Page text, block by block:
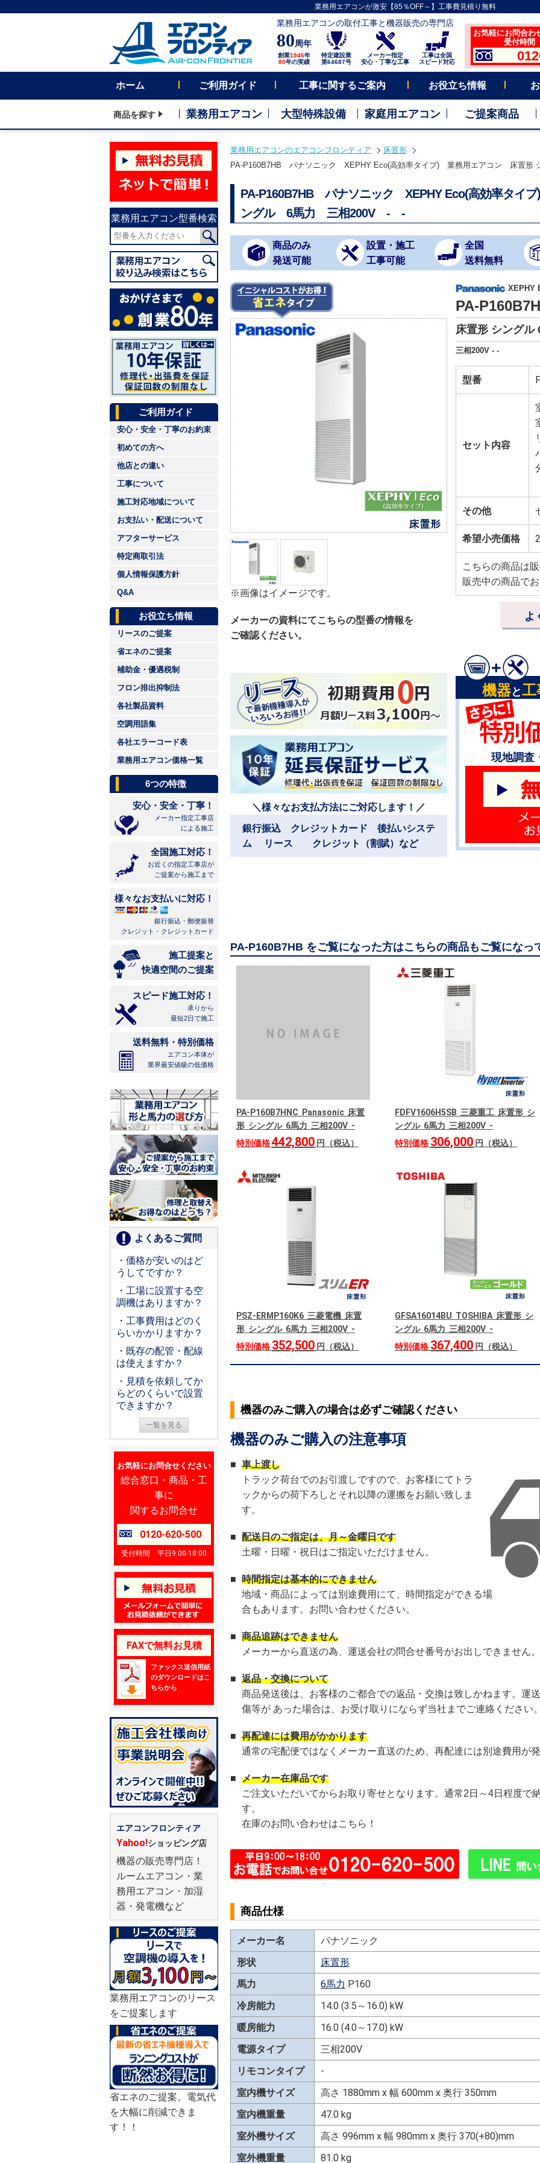
業務用エアコンが激安【85％OFF～】工事費見積り無料
業務用エアコンの取付工事と機器販売の専門店
80周年
創業1946年
80年の実績
特定建設業
第64687号
メーカー指定
安心・丁寧な工事
工事は全国
スピード対応
お気軽にお問合わ
受付時間
ホーム ご利用ガイド 工事に関するご案内 お役立ち情報
商品を探す 業務用エアコン 大型特殊設備 家庭用エアコン ご提案商品
業務用エアコン型番検索
ご利用ガイド
安心・安全・丁寧のお約束
初めての方へ
他店との違い
工事について
施工対応地域について
お支払い・配送について
アフターサービス
特定商取引法
個人情報保護方針
Q&A
お役立ち情報
リースのご提案
省エネのご提案
補助金・優遇税制
フロン排出抑制法
各社製品資料
空調用語集
各社エラーコード表
業務用エアコン価格一覧
6つの特徴
安心・安全・丁寧！
メーカー指定工事店
による施工
全国施工対応！
お近くの指定工事店が
ご提案から施工まで
様々なお支払いに対応！
銀行振込・郵便振替
クレジット・クレジットカード
施工提案と
快適空間のご提案
スピード施工対応！
承りから
最短2日で施工
送料無料・特別価格
エアコン本体が
業界最安値級の低価格
よくあるご質問
・価格が安いのはど
うしてですか？
・工場に設置する空
調機はありますか？
・工事費用はどのく
らいかかりますか？
・既存の配管・配線
は使えますか？
・見積を依頼してか
らどのくらいで設置
できますか？
一覧を見る
お気軽にお問合せください
総合窓口・商品・工
事に
関するお問合せ
0120-620-500
受付時間 平日9:00-18:00
FAXで無料お見積
ファックス送信用紙
のダウンロードはこ
ちらから
エアコンフロンティア
Yahoo!ショッピング店
機器の販売専門店！
ルームエアコン・業
務用エアコン・加湿
器・発電機など
業務用エアコンのリース
をご提案します
省エネのご提案。電気代
を大幅に削減できま
す！！
業務用エアコンのエアコンフロンティア
床置形
PA-P160B7HB パナソニック XEPHY Eco(高効率タイプ) 業務用エアコン 床置形
PA-P160B7HB パナソニック XEPHY Eco(高効率タイ
ングル 6馬力 三相200V - -
商品のみ
発送可能
設置・施工
工事可能
全国
送料無料
※画像はイメージです。
メーカーの資料にてこちらの型番の情報を
ご確認ください。
XEPHY
PA-
床置形 シングル
三相200V - -
型番
セット内容
その他
希望小売価格
こちらの商品は
販売中の商品で
よ
＼様々なお支払方法にご対応します！／
銀行振込 クレジットカード 後払いシステ
ム リース クレジット（割賦）など
機器と工
現地調査
PA-P160B7HB をご覧になった方はこちらの商品もご覧になっ
PA-P160B7HNC Panasonic 床置
形 シングル 6馬力 三相200V -
特別価格442,800 円（税込）
FDFV1606H5SB 三菱重工 床置形 シ
ングル 6馬力 三相200V -
特別価格 306,000 円（税込）
PSZ-ERMP160K6 三菱電機 床置
形 シングル 6馬力 三相200V -
特別価格 352,500 円（税込）
GFSA16014BU TOSHIBA 床置形 シ
ングル 6馬力 三相200V -
特別価格 367,400 円（税込）
機器のみご購入の場合は必ずご確認ください
機器のみご購入の注意事項
■ 車上渡し
トラック荷台でのお引渡しですので、お客様にてトラ
ックからの荷下ろしとそれ以降の運搬をお願い致しま
す。
■ 配送日のご指定は、月～金曜日です
土曜・日曜・祝日はご指定いただけません。
■ 時間指定は基本的にできません
地域・商品によっては別途費用にて、時間指定ができる場
合もあります。お問い合わせください。
■ 商品追跡はできません
メーカーから直送の為、運送会社の問合せ番号がお出しできません
■ 返品・交換について
商品発送後は、お客様のご都合での返品・交換は致しかねます。運
傷等が あった場合は、お受け取りにならず当社までご連絡ください
■ 再配達には費用がかかります
通常の宅配便ではなくメーカー直送のため、再配達には別途費用が
■ メーカー在庫品です
ご注文いただいてからお取り寄せとなります。通常2日～4日程度で
す。
在庫のお問い合わせはこちら！
商品仕様
メーカー名
パナソニック
形状
床置形
馬力
6馬力 P160
冷房能力
14.0 (3.5～16.0) kW
暖房能力
16.0 (4.0～17.0) kW
電源タイプ
三相200V
リモコンタイプ
-
室内機サイズ
高さ 1880mm x 幅 600mm x 奥行 350mm
室内機重量
47.0 kg
室外機サイズ
高さ 996mm x 幅 980mm x 奥行 370(+80)mm
室外機重量
81.0 kg